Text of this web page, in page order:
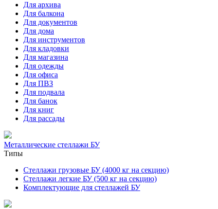
Для архива
Для балкона
Для документов
Для дома
Для инструментов
Для кладовки
Для магазина
Для одежды
Для офиса
Для ПВЗ
Для подвала
Для банок
Для книг
Для рассады
Металлические стеллажи БУ
Типы
Стеллажи грузовые БУ (4000 кг на секцию)
Стеллажи легкие БУ (500 кг на секцию)
Комплектующие для стеллажей БУ